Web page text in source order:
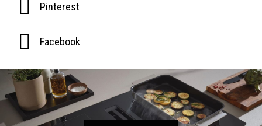
Pinterest
Facebook